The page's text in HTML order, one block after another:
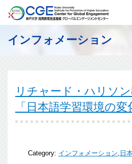
インフォメーション
リチャード・ハリソ
「日本語学習環境の変
Category: インフォメーション, 日